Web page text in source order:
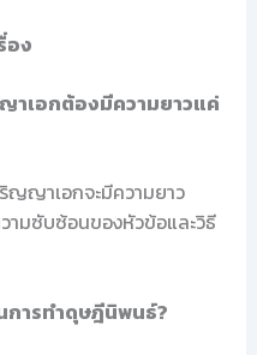
อง
าเอกต้องมีความยาวแค่
ญาเอกจะมีความยาว
มซับซ้อนของหัวข้อและวิธี
การทำดุษฎีนิพนธ์?